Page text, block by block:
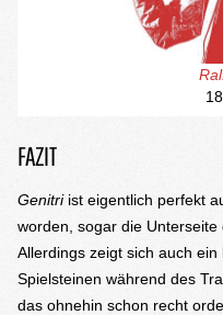
FAZIT
Genitriist eigentlich perfekt
worden, sogar die Unterseite
Allerdings zeigt sich auch
Spielsteinen während des
das ohnehin schon recht